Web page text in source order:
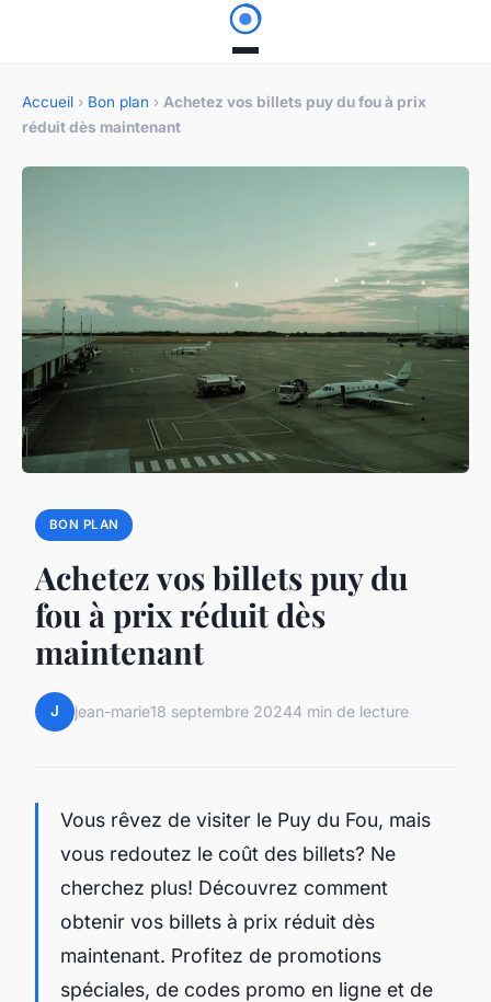
Accueil › Bon plan › Achetez vos billets puy du fou à prix
réduit dès maintenant
BON PLAN
Achetez vos billets puy du
fou à prix réduit dès
maintenant
J jean-marie18 septembre 20244 min de lecture
Vous rêvez de visiter le Puy du Fou, mais
vous redoutez le coût des billets? Ne
cherchez plus! Découvrez comment
obtenir vos billets à prix réduit dès
maintenant. Profitez de promotions
spéciales, de codes promo en ligne et de